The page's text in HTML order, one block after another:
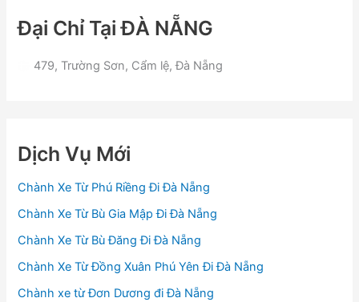
Đại Chỉ Tại ĐÀ NẴNG
479, Trường Sơn, Cẩm lệ, Đà Nẵng
Dịch Vụ Mới
Chành Xe Từ Phú Riềng Đi Đà Nẵng
Chành Xe Từ Bù Gia Mập Đi Đà Nẵng
Chành Xe Từ Bù Đăng Đi Đà Nẵng
Chành Xe Từ Đồng Xuân Phú Yên Đi Đà Nẵng
Chành xe từ Đơn Dương đi Đà Nẵng